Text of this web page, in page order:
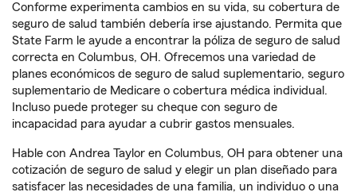
Conforme experimenta cambios en su vida, su cobertura de
seguro de salud también debería irse ajustando. Permita que
State Farm le ayude a encontrar la póliza de seguro de salud
correcta en Columbus, OH. Ofrecemos una variedad de
planes económicos de seguro de salud suplementario, seguro
suplementario de Medicare o cobertura médica individual.
Incluso puede proteger su cheque con seguro de
incapacidad para ayudar a cubrir gastos mensuales.
Hable con Andrea Taylor en Columbus, OH para obtener una
cotización de seguro de salud y elegir un plan diseñado para
satisfacer las necesidades de una familia, un individuo o una